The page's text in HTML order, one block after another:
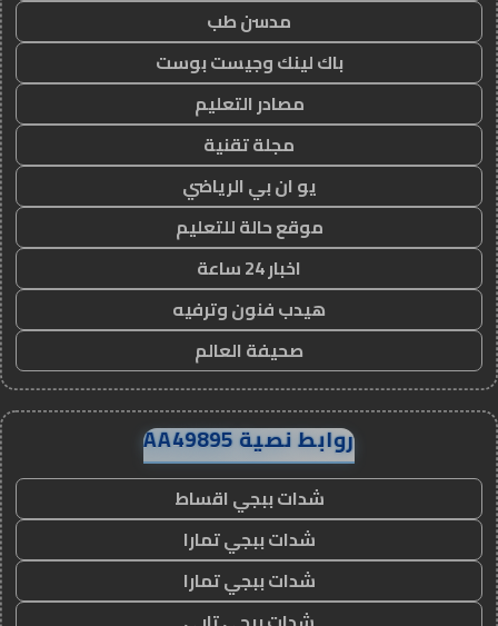
مدسن طب
باك لينك وجيست بوست
مصادر التعليم
مجلة تقنية
يو ان بي الرياضي
موقع حالة للتعليم
اخبار 24 ساعة
هيدب فنون وترفيه
صحيفة العالم
روابط نصية AA49895
شدات ببجي اقساط
شدات ببجي تمارا
شدات ببجي تمارا